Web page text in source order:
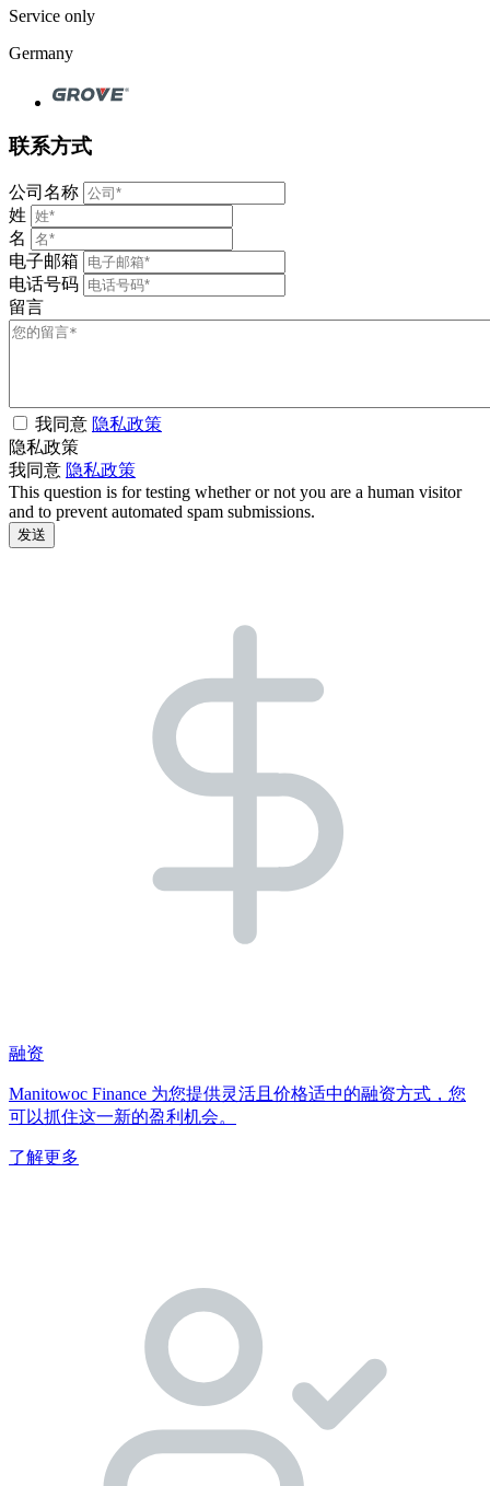
Service only
Germany
联系方式
公司名称
姓
名
电子邮箱
电话号码
留言
我同意 隐私政策
隐私政策
我同意 隐私政策
This question is for testing whether or not you are a human visitor
and to prevent automated spam submissions.
融资
Manitowoc Finance 为您提供灵活且价格适中的融资方式，您
可以抓住这一新的盈利机会。
了解更多